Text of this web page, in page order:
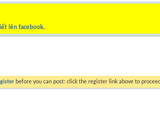
lên facebook.
before you can post: click the register link above to